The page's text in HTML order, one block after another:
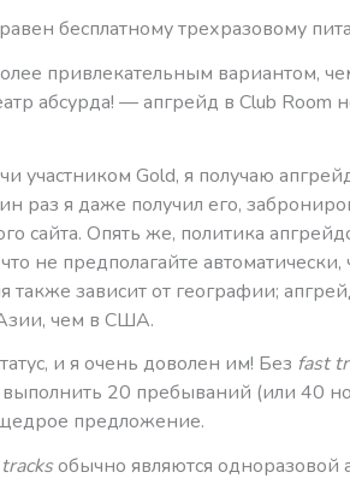
бесплатному трехразовому
привлекательным вариантом,
абсурда! — апгрейд в Club Room
участником Gold, я получаю
раз я даже получил его,
сайта. Опять же, политика
не предполагайте автоматически,
также зависит от географии;
чем в США.
и я очень доволен им! Без fast
20 пребываний (или 40
предложение.
обычно являются одноразовой